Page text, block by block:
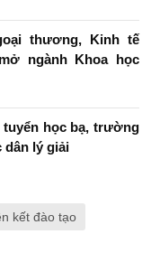
thương, Kinh tế
ngành Khoa học
học bạ, trường
dân lý giải
kết đào tạo